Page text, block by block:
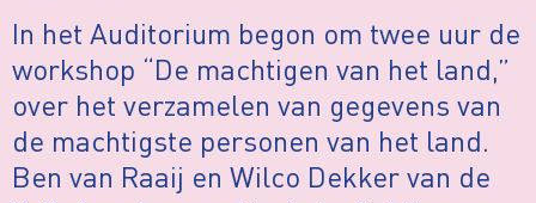
In het Auditorium begon om twee uur de
workshop “De machtigen van het land,”
over het verzamelen van gegevens van
de machtigste personen van het land.
Ben van Raaij en Wilco Dekker van de